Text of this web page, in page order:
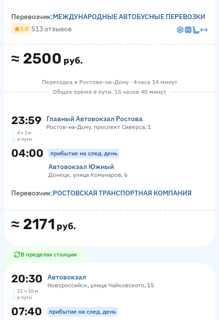
≈ 2500 руб.
Перевозчик:МЕЖДУНАРОДНЫЕ АВТОБУСНЫЕ ПЕРЕВОЗКИ
3.8 513 отзывов
Пересадка в Ростове-на-Дону · 4 часа 14 минут
Общее время в пути: 15 часов 40 минут
23:59 Главный Автовокзал Ростова
Ростов-на-Дону, проспект Сиверса, 1
4 ч 1 м
в пути
04:00 прибытие на след. день
Автовокзал Южный
Донецк, улица Комунаров, 6
≈ 2171 руб.
Перевозчик:РОСТОВСКАЯ ТРАНСПОРТНАЯ КОМПАНИЯ
В пределах станции
20:30 Автовокзал
Новороссийск, улица Чайковского, 15
11 ч 10 м
в пути
07:40 прибытие на след. день